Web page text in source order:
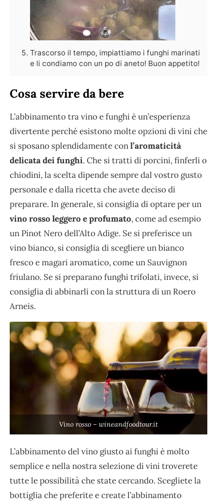
Trascorso il tempo, impiattiamo i funghi marinati
e li condiamo con un po di aneto! Buon appetito!
Cosa servire da bere
L’abbinamento tra vino e funghi è un’esperienza
divertente perché esistono molte opzioni di vini che
si sposano splendidamente conl’aromaticità
delicata dei funghi. Che si tratti di porcini, finferli o
chiodini, la scelta dipende sempre dal vostro gusto
personale e dalla ricetta che avete deciso di
preparare. In generale, si consiglia di optare per un
vino rosso leggero e profumato, come ad esempio
un Pinot Nero dell’Alto Adige. Se si preferisce un
vino bianco, si consiglia di scegliere un bianco
fresco e magari aromatico, come un Sauvignon
friulano. Se si preparano funghi trifolati, invece, si
consiglia di abbinarli con la struttura di un Roero
Arneis.
Vino rosso – wineandfoodtour.it
L’abbinamento del vino giusto ai funghi è molto
semplice e nella nostra selezione di vini troverete
tutte le possibilità che state cercando. Scegliete la
bottiglia che preferite e create l’abbinamento